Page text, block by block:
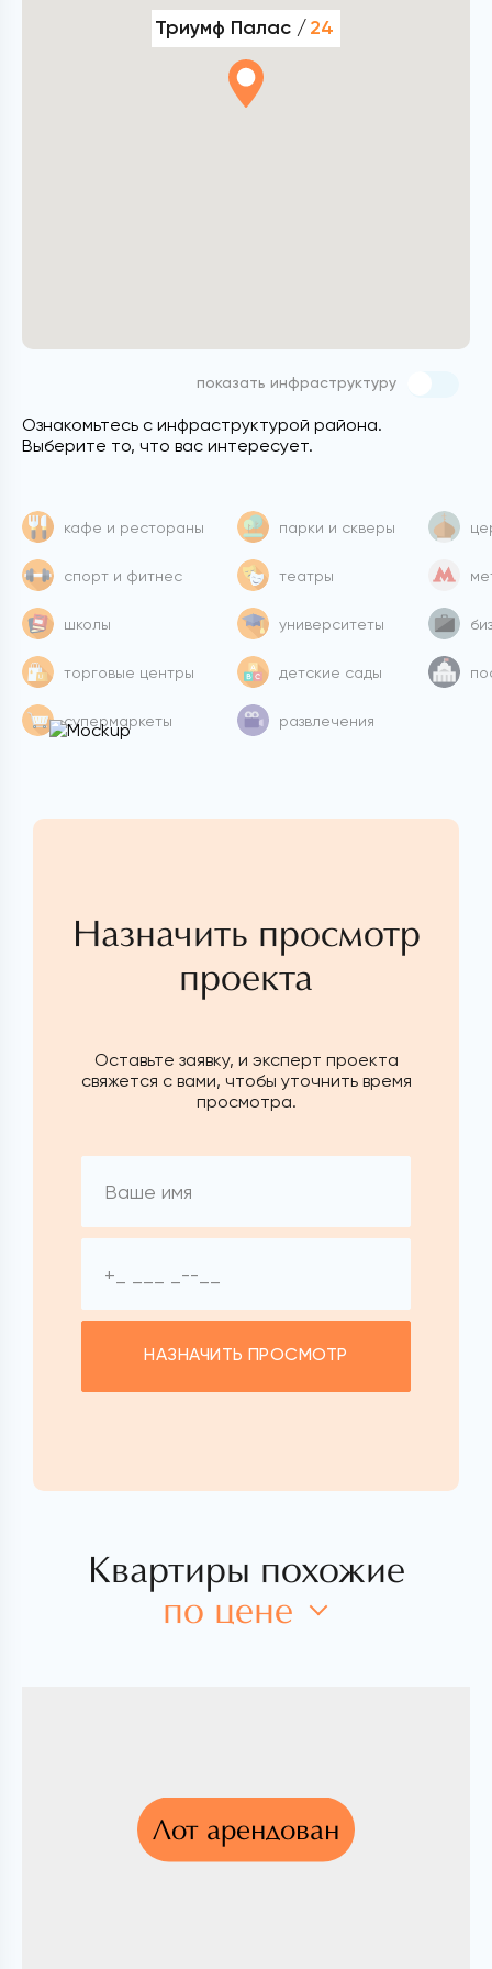
Триумф Палас / 24
Ознакомьтесь с инфраструктурой района.
Выберите то, что вас интересует.
кафе и рестораны
спорт и фитнес
школы
торговые центры
супермаркеты
парки и скверы
театры
университеты
детские сады
развлечения
показать инфраструктуру
Назначить просмотр
проекта
Оставьте заявку, и эксперт проекта
свяжется с вами, чтобы уточнить время
просмотра.
НАЗНАЧИТЬ ПРОСМОТР
Квартиры похожие
по цене
Лот арендован